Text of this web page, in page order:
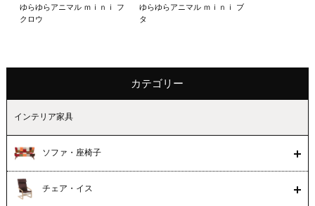
ゆらゆらアニマル ｍｉｎｉ フ
クロウ
ゆらゆらアニマル ｍｉｎｉ ブ
タ
カテゴリー
インテリア家具
ソファ・座椅子
チェア・イス